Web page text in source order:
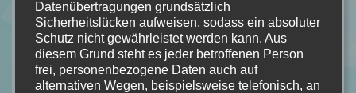
Datenübertragungen grundsätzlich
Sicherheitslücken aufweisen, sodass ein absoluter
Schutz nicht gewährleistet werden kann. Aus
diesem Grund steht es jeder betroffenen Person
frei, personenbezogene Daten auch auf
alternativen Wegen, beispielsweise telefonisch, an